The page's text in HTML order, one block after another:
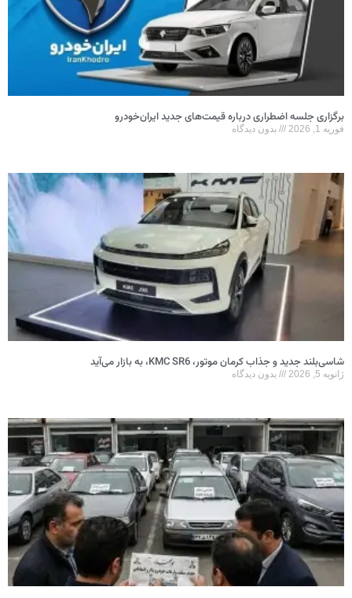
برگزاری جلسه اضطراری درباره قیمت‌های جدید ایران‌خودرو
فوریه 1, 2026 بدون دیدگاه
شاسی‌بلند جدید و جذاب کرمان موتور، KMC SR6، به بازار می‌آید
ژانویه 5, 2026 بدون دیدگاه